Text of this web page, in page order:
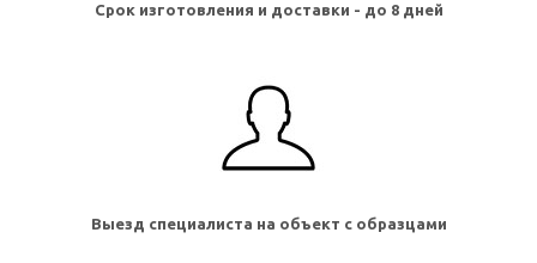
Срок изготовления и доставки - до 8 дней
Выезд специалиста на объект с образцами